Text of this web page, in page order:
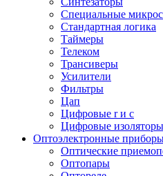
Специальные
Стандартная логика
Таймеры
Телеком
Трансиверы
Усилители
Фильтры
Цап
Цифровые r и c
Цифровые изоляторы
Оптоэлектронные
Оптические
Оптопары